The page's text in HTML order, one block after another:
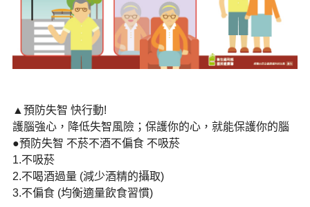
▲預防失智 快行動!
護腦強心，降低失智風險；保護你的心，就能保護你的腦
●預防失智 不菸不酒不偏食 不吸菸
1.不吸菸
2.不喝酒過量 (減少酒精的攝取)
3.不偏食 (均衡適量飲食習慣)